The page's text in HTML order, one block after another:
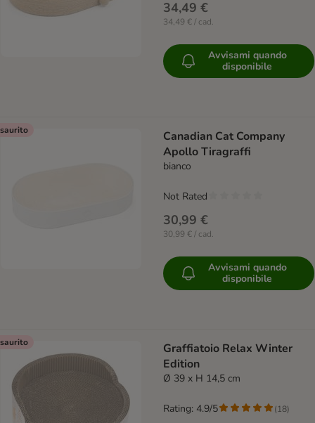
34,49 €
34,49 € / cad.
Avvisami quando
disponibile
Canadian Cat Company
Apollo Tiragraffi
bianco
30,99 €
30,99 € / cad.
Not Rated
Avvisami quando
disponibile
Graffiatoio Relax Winter
Edition
Ø 39 x H 14,5 cm
Rating: 4.9/5 (18)